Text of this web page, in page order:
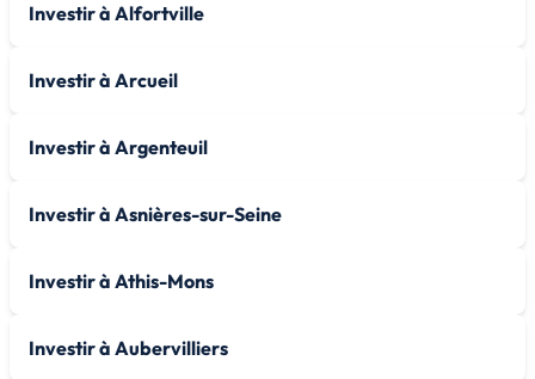
Investir à Alfortville
Investir à Arcueil
Investir à Argenteuil
Investir à Asnières-sur-Seine
Investir à Athis-Mons
Investir à Aubervilliers